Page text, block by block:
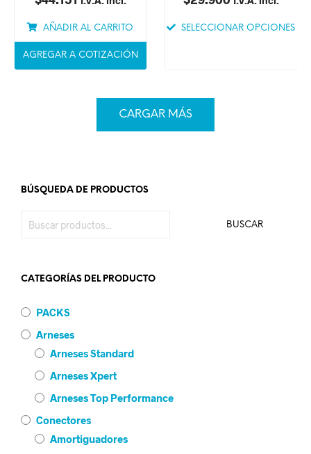
AÑADIR AL CARRITO
AGREGAR A COTIZACIÓN
SELECCIONAR OPCIONES
CARGAR MÁS
BÚSQUEDA DE PRODUCTOS
BUSCAR
CATEGORÍAS DEL PRODUCTO
PACKS
Arneses
Arneses Standard
Arneses Xpert
Arneses Top Performance
Conectores
Amortiguadores